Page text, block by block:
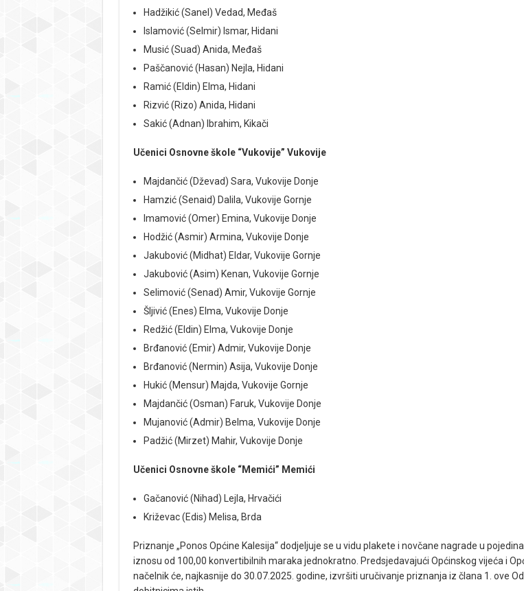
Hadžikić (Sanel) Vedad, Međaš
Islamović (Selmir) Ismar, Hidani
Musić (Suad) Anida, Međaš
Paščanović (Hasan) Nejla, Hidani
Ramić (Eldin) Elma, Hidani
Rizvić (Rizo) Anida, Hidani
Sakić (Adnan) Ibrahim, Kikači
Učenici Osnovne škole “Vukovije” Vukovije
Majdančić (Dževad) Sara, Vukovije Donje
Hamzić (Senaid) Dalila, Vukovije Gornje
Imamović (Omer) Emina, Vukovije Donje
Hodžić (Asmir) Armina, Vukovije Donje
Jakubović (Midhat) Eldar, Vukovije Gornje
Jakubović (Asim) Kenan, Vukovije Gornje
Selimović (Senad) Amir, Vukovije Gornje
Šljivić (Enes) Elma, Vukovije Donje
Redžić (Eldin) Elma, Vukovije Donje
Brđanović (Emir) Admir, Vukovije Donje
Brđanović (Nermin) Asija, Vukovije Donje
Hukić (Mensur) Majda, Vukovije Gornje
Majdančić (Osman) Faruk, Vukovije Donje
Mujanović (Admir) Belma, Vukovije Donje
Padžić (Mirzet) Mahir, Vukovije Donje
Učenici Osnovne škole “Memići” Memići
Gačanović (Nihad) Lejla, Hrvačići
Križevac (Edis) Melisa, Brda
Priznanje „Ponos Općine Kalesija“ dodjeljuje se u vidu plakete i novčane nagrade u
iznosu od 100,00 konvertibilnih maraka jednokratno. Predsjedavajući Općinskog vijeća i
načelnik će, najkasnije do 30.07.2025. godine, izvršiti uručivanje priznanja iz člana 1. ove